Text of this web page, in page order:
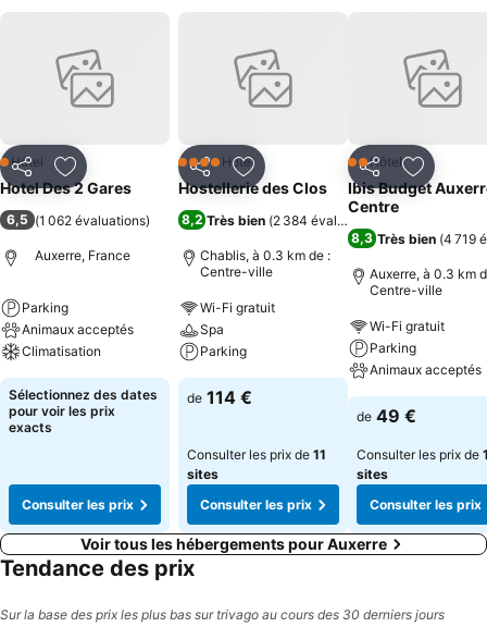
PartagerAjouter à mes favoris
1 Étoiles
Hôtel
Hotel Des 2 Gares
6,5 (1 062 évaluations)
Auxerre, France
Parking
Animaux acceptés
Climatisation
Sélectionnez des dates
pour voir les prix
exacts
Consulter les prix
PartagerAjouter à mes favoris
4 ÉtoilesHôtel
Hostellerie des Clos
8,2 Très bien (2 384 évaluations
Chablis, à 0.3 km de :
Centre-ville
Wi-Fi gratuit
Spa
Parking
de 114 €
Consulter les prix de 11
sites
Consulter les prix
PartagerAjouter
2 Étoiles
Hôtel
Ibis Budget
Centre
8,3 Très bien (4 719
Auxerre, à 0.3 km
Centre-ville
Wi-Fi gratuit
Parking
Animaux acceptés
de 49 €
Consulter les prix de
sites
Consulter les prix
Voir tous les hébergements pour Auxerre
Tendance des prix
Sur la base des prix les plus bas sur trivago au cours des 30 derniers jours